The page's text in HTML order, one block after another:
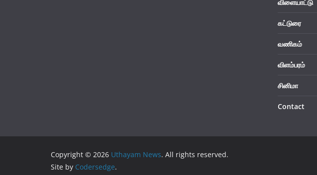
விளையாட்டு
கட்டுரை
வணிகம்
விளம்பரம்
சினிமா
Contact
Copyright © 2026 Uthayam News. All rights reserved.
Site by Codersedge.